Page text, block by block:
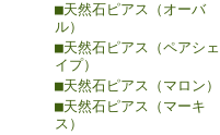
■天然石ピアス（オーバ
ル）
■天然石ピアス（ペアシェ
イプ）
■天然石ピアス（マロン）
■天然石ピアス（マーキ
ス）